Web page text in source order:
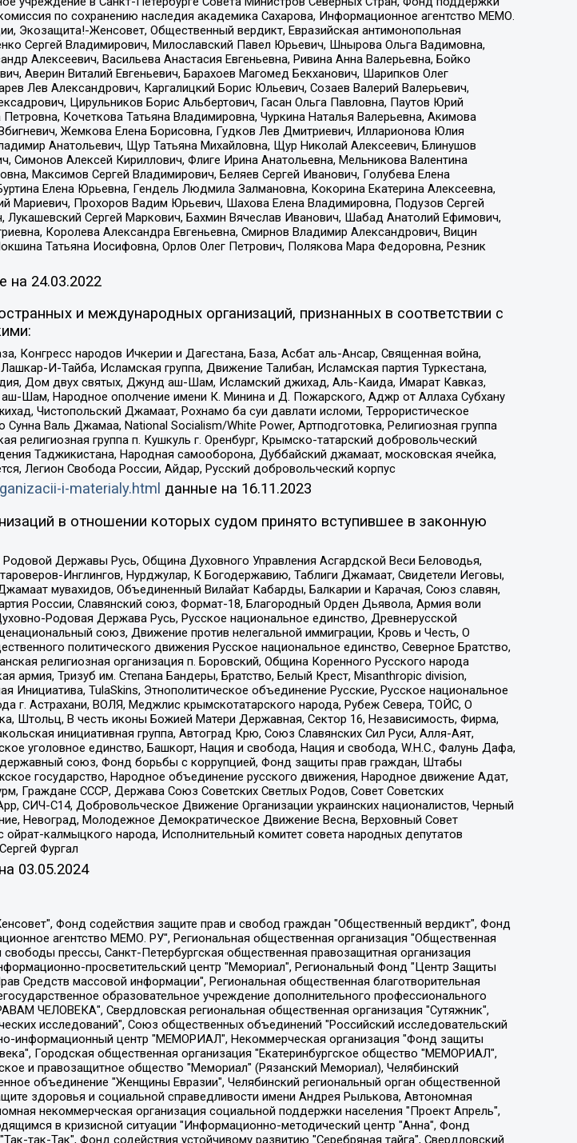
по сохранению наследия академика Сахарова, Информационное агентство МЕМО.
Экозащита!-Женсовет, Общественный вердикт, Евразийская антимонопольная
Сергей Владимирович, Милославский Павел Юрьевич, Шнырова Ольга Вадимовна,
Алексеевич, Васильева Анастасия Евгеньевна, Ривина Анна Валерьевна, Бойко
Аверин Виталий Евгеньевич, Барахоев Магомед Бекханович, Шарипков Олег
Лев Александрович, Каргалицкий Борис Юльевич, Созаев Валерий Валерьевич,
Цирульников Борис Альбертович, Гасан Ольга Павловна, Паутов Юрий
Кочеткова Татьяна Владимировна, Чуркина Наталья Валерьевна, Акимова
Жемкова Елена Борисовна, Гудков Лев Дмитриевич, Илларионова Юлия
Анатольевич, Щур Татьяна Михайловна, Щур Николай Алексеевич, Блинушов
Симонов Алексей Кириллович, Флиге Ирина Анатольевна, Мельникова Валентина
Максимов Сергей Владимирович, Беляев Сергей Иванович, Голубева Елена
Елена Юрьевна, Гендель Людмила Залмановна, Кокорина Екатерина Алексеевна,
Мариевич, Прохоров Вадим Юрьевич, Шахова Елена Владимировна, Подузов Сергей
Сергей Маркович, Бахмин Вячеслав Иванович, Шабад Анатолий Ефимович,
Королева Александра Евгеньевна, Смирнов Владимир Александрович, Вицин
Татьяна Иосифовна, Орлов Олег Петрович, Полякова Мара Федоровна, Резник
на 24.03.2022
и международных организаций, признанных в соответствии с
народов Ичкерии и Дагестана, База, Асбат аль-Ансар, Священная война,
И-Тайба, Исламская группа, Движение Талибан, Исламская партия Туркестана,
Дом двух святых, Джунд аш-Шам, Исламский джихад, Аль-Каида, Имарат Кавказ,
Шам, Народное ополчение имени К. Минина и Д. Пожарского, Аджр от Аллаха Субхану
Чистопольский Джамаат, Рохнамо ба суи давлати исломи, Террористическое
Валь Джамаа, National Socialism/White Power, Артподготовка, Религиозная группа
религиозная группа п. Кушкуль г. Оренбург, Крымско-татарский добровольческий
Таджикистана, Народная самооборона, Дуббайский джамаат, московская ячейка,
Легион Свобода России, Айдар, Русский добровольческий корпус
i-materialy.html данные на 16.11.2023
в отношении которых судом принято вступившее в законную
Державы Русь, Община Духовного Управления Асгардской Веси Беловодья,
Инглингов, Нурджулар, К Богодержавию, Таблиги Джамаат, Свидетели Иеговы,
мувахидов, Объединенный Вилайат Кабарды, Балкарии и Карачая, Союз славян,
России, Славянский союз, Формат-18, Благородный Орден Дьявола, Армия воли
Родовая Держава Русь, Русское национальное единство, Древнерусской
союз, Движение против нелегальной иммиграции, Кровь и Честь, О
политического движения Русское национальное единство, Северное Братство,
религиозная организация п. Боровский, Община Коренного Русского народа
армия, Тризуб им. Степана Бандеры, Братство, Белый Крест, Misanthropic division,
Инициатива, TulaSkins, Этнополитическое объединение Русские, Русское национальное
г. Астрахани, ВОЛЯ, Меджлис крымскотатарского народа, Рубеж Севера, ТОЙС, О
Штольц, В честь иконы Божией Матери Державная, Сектор 16, Независимость, Фирма,
инициативная группа, Автоград Крю, Союз Славянских Сил Руси, Алля-Аят,
уголовное единство, Башкорт, Нация и свобода, Нация и свобода, W.H.С., Фалунь Дафа,
союз, Фонд борьбы с коррупцией, Фонд защиты прав граждан, Штабы
государство, Народное объединение русского движения, Народное движение Адат,
Граждане СССР, Держава Союз Советских Светлых Родов, Совет Советских
СИЧ-С14, Добровольческое Движение Организации украинских националистов, Черный
Невоград, Молодежное Демократическое Движение Весна, Верховный Совет
калмыцкого народа, Исполнительный комитет совета народных депутатов
Фургал
03.05.2024
ограниченной ответственностью "Вега 2021", Общество с ограниченной ответственностью "Главный редактор 2021", Общество с ограниченной ответственностью "Ромашки монолит", Важенков Артем Валерьевич, Ивановская областная общественная организация "Центр гендерных исследований", Гурман Юрий Альбертович, Медиапроект "ОВД-Инфо", Егоров Владимир Владимирович, Жилинский Владимир Александрович, Общество с ограниченной ответственностью "ЗП", Иванова София Юрьевна, Карезина Инна Павловна, Кильтау Екатерина Викторовна, Петров Алексей Викторович, Пискунов Сергей Евгеньевич, Смирнов Сергей Сергеевич, Тихонов Михаил Сергеевич, Общество с ограниченной ответственностью "ЖУРНАЛИСТ-ИНОСТРАННЫЙ АГЕНТ", Арапова Галина Юрьевна, Вольтская Татьяна Анатольевна, Американская компания "Mason G.E.S. Anonymous Foundation" (США), являющаяся владельцем интернет-издания https://mnews.world/, Компания "Stichting Bellingcat", зарегистрированная в Нидерландах (дата регистрации 11.07.2018), Захаров Андрей Вячеславович, Клепиковская Екатерина Дмитриевна, Общество с ограниченной ответственностью "МЕМО", Перл Роман Александрович, Симонов Евгений Алексеевич, Соловьева Елена Анатольевна, Сотников Даниил Владимирович, Сурначева Елизавета Дмитриевна, Автономная некоммерческая организация по защите прав человека и информированию населения "Якутия – Наше Мнение", Общество с ограниченной ответственностью "Москоу диджитал медиа", с 26.01.2023 Общество с ограниченной ответственностью "Чайка Белые сады", Ветошкина Валерия Валерьевна, Заговора Максим Александрович, Межрегиональное общественное движение "Российская ЛГБТ - сеть", Оленичев Максим Владимирович, Павлов Иван Юрьевич, Скворцова Елена Сергеевна, Общество с ограниченной ответственностью "Как бы инагент", Кочетков Игорь Викторович, Общество с ограниченной ответственностью "Честные выборы", Еланчик Олег Александрович, Общество с ограниченной ответственностью "Нобелевский призыв", Гималова Регина Эмилевна, Григорьев Андрей Валерьевич, Григорьева Алина Александровна, Ассоциация по содействию защите прав призывников, альтернативнослужащих и военнослужащих "Правозащитная группа "Гражданин.Армия.Право", Хисамова Регина Фаритовна, Автономная некоммерческая организация по реализации социально-правовых программ "Лилит", Дальневосточное общественное движение "Маяк", Санкт-Петербургская ЛГБТ-инициативная группа "Выход", Инициативная группа ЛГБТ+ "Реверс", Алексеев Андрей Викторович, Бекбулатова Таисия Львовна, Беляев Иван Михайлович, Владыкина Елена Сергеевна, Гельман Марат Александрович, Никульшина Вероника Юрьевна, Толоконникова Надежда Андреевна, Шендерович Виктор Анатольевич, Общество с ограниченной ответственностью "Данное сообщение", Общество с ограниченной ответственностью Издательский дом "Новая глава", Айнбиндер Александра Александровна, Московский комьюнити-центр для ЛГБТ+инициатив, Благотворительный фонд развития филантропии, Deutsche Welle (Германия, Kurt-Schumacher-Strasse 3, 53113 Bonn), Борзунова Мария Михайловна, Воробьев Виктор Викторович, Голубева Анна Львовна, Константинова Алла Михайловна, Малкова Ирина Владимировна, Мурадов Мурад Абдулгалимович, Осетинская Елизавета Николаевна, Понасенков Евгений Николаевич, Ганапольский Матвей Юрьевич, Киселев Евгений Алексеевич, Борухович Ирина Григорьевна, Дремин Иван Тимофеевич, Дубровский Дмитрий Викторович, Красноярская региональная общественная организация поддержки и развития альтернативных образовательных технологий и межкультурных коммуникаций "ИНТЕРРА", Маяковская Екатерина Алексеевна, Фейгин Марк Захарович, Филимонов Андрей Викторович, Дзугкоева Регина Николаевна, Доброхотов Роман Александрович, Дудь Юрий Александрович, Елкин Сергей Владимирович, Кругликов Кирилл Игоревич, Сабунаева Мария Леонидовна, Семенов Алексей Владимирович, Шаинян Карен Багратович, Шульман Екатерина Михайловна, Асафьев Артур Валерьевич, Вахштайн Виктор Семенович, Венедиктов Алексей Алексеевич, Лушникова Екатерина Евгеньевна, Волков Леонид Михайлович, Невзоров Александр Глебович, Пархоменко Сергей Борисович, Сироткин Ярослав Николаевич, Кара-Мурза Владимир Владимирович, Баранова Наталья Владимировна, Гозман Леонид Яковлевич, Кагарлицкий Борис Юльевич, Климарев Михаил Валерьевич, Милов Владимир Станиславович, Автономная некоммерческая организация Краснодарский центр современного искусства "Типография", Моргенштерн Алишер Тагирович, Соболь Любовь Эдуардовна, Общество с ограниченной ответственностью "ЛИЗА НОРМ", Каспаров Гарри Кимович, Ходорковский Михаил Борисович, Общество с ограниченной ответственностью "Апрельские тезисы", Данилович Ирина Брониславовна, Кашин Олег Владимирович, Петров Николай Владимирович, Пивоваров Алексей Владимирович, Соколов Михаил Владимирович, Цветкова Юлия Владимировна, Чичваркин Евгений Александрович, Комитет против пыток/Команда против пыток, Общество с ограниченной ответственностью "Первый научный", Общество с ограниченной ответственностью "Вертолет и ко", Белоцерковская Вероника Борисовна, Кац Максим Евгеньевич, Лазарева Татьяна Юрьевна, Шаведдинов Руслан Табризович, Яшин Илья Валерьевич, Общество с ограниченной ответственностью "Иноагент ААВ", Алешковский Дмитрий Петрович, Альбац Евгения Марковна, Быков Дмитрий Львович, Галямина Юлия Евгеньевна, Лойко Сергей Леонидович, Мартынов Кирилл Константинович, Медведев Сергей Александрович, Крашенинников Федор Геннадиевич, Гордеева Катерина Вл